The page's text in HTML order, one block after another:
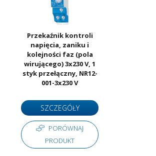
Przekaźnik kontroli
napięcia, zaniku i
kolejności faz (pola
wirującego) 3x230 V, 1
styk przełączny, NR12-
001-3x230 V
SZCZEGÓŁY
PORÓWNAJ
PRODUKT